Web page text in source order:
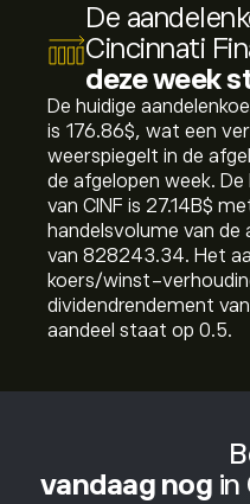
vandaag nog in
De
Cincinnati
deze week
De huidige
is 176.86‎$‎, wat een
weerspiegelt in de
de afgelopen week.
van CINF is 27.14B‎$‎
handelsvolume van de
van 828243.34. Het
koers/winst-
dividendrendement
aandeel staat op 0.5.